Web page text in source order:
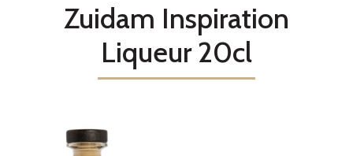
Zuidam Inspiration
Liqueur 20cl